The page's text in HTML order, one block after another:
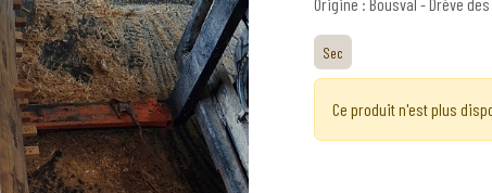
Sec
Ce produit n'est plus